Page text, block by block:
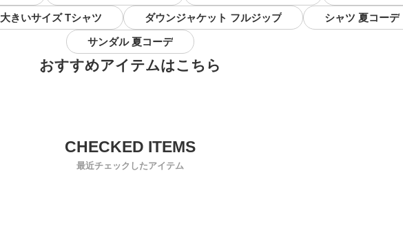
大きいサイズ Tシャツ ダウンジャケット フルジップ シャツ 夏コーデ
サンダル 夏コーデ
おすすめアイテムはこちら
最近チェックしたアイテム